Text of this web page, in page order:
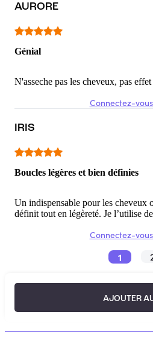
AURORE
Génial
N'asseche pas les cheveux, pas
Connectez-
IRIS
Boucles légères et bien définies
Un indispensable pour les cheveux
définit tout en légèreté. Je l’utilise
Connectez-
1
AJOUTER